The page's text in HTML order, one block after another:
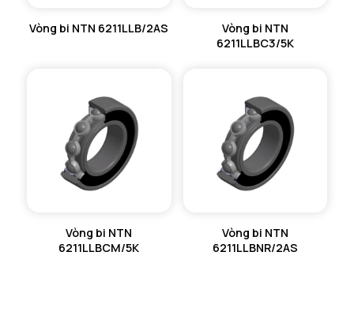
Vòng bi NTN 6211LLB/2AS
Vòng bi NTN
6211LLBC3/5K
Vòng bi NTN
6211LLBCM/5K
Vòng bi NTN
6211LLBNR/2AS